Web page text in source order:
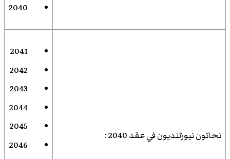
2040
نحاتون نيوزلنديون في عقد 2040 :
2041
2042
2043
2044
2045
2046